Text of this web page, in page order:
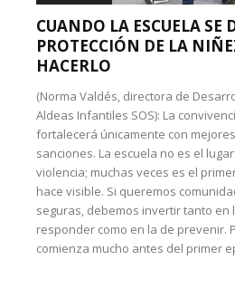
CUANDO LA ESCUELA SE
PROTECCIÓN DE LA
HACERLO
(Norma Valdés, directora de
Aldeas Infantiles SOS): La
fortalecerá únicamente con
sanciones. La escuela no es el
violencia; muchas veces es el
hace visible. Si queremos
seguras, debemos invertir tanto en
responder como en la de prevenir.
comienza mucho antes del primer